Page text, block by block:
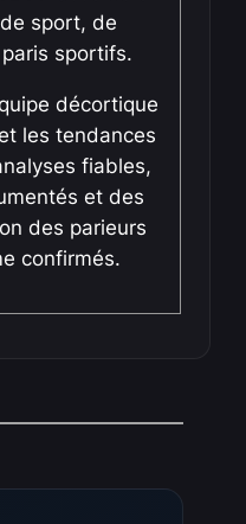
sport, de
sportifs.
décortique
les tendances
fiables,
et des
des parieurs
confirmés.